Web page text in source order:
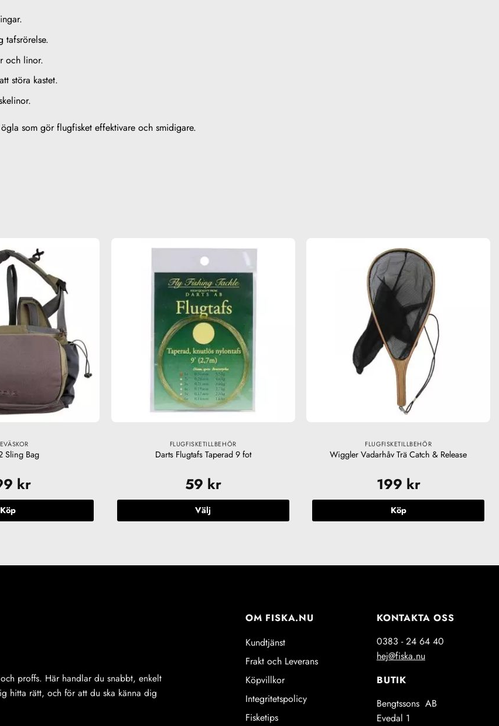
tafsrörelse.
och linor.
störa kastet.
som gör flugfisket effektivare och smidigare.
Sling Bag
kr
Köp
FLUGFISKETILLBEHÖR
Darts Flugtafs Taperad 9 fot
59 kr
Välj
har
FLUGFISKETILLBEHÖR
Wiggler Vadarhåv Trä Catch & Release
199 kr
Köp
proffs. Här handlar du snabbt, enkelt
hitta rätt, och för att du ska känna dig
OM FISKA.NU
Kundtjänst
Frakt och Leverans
Köpvillkor
Integritetspolicy
Fisketips
KONTAKTA OSS
0383 - 24 64 40
hej@fiska.nu
BUTIK
Bengtssons AB
Evedal 1